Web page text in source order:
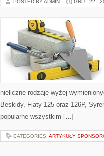
POSTED BY ADMIN GRU - 22 -
nieliczne rodzaje wyżej
Beskidy, Fiaty 125 oraz 126P,
popularne wszystkim […]
CATEGORIES: ARTYKUŁY